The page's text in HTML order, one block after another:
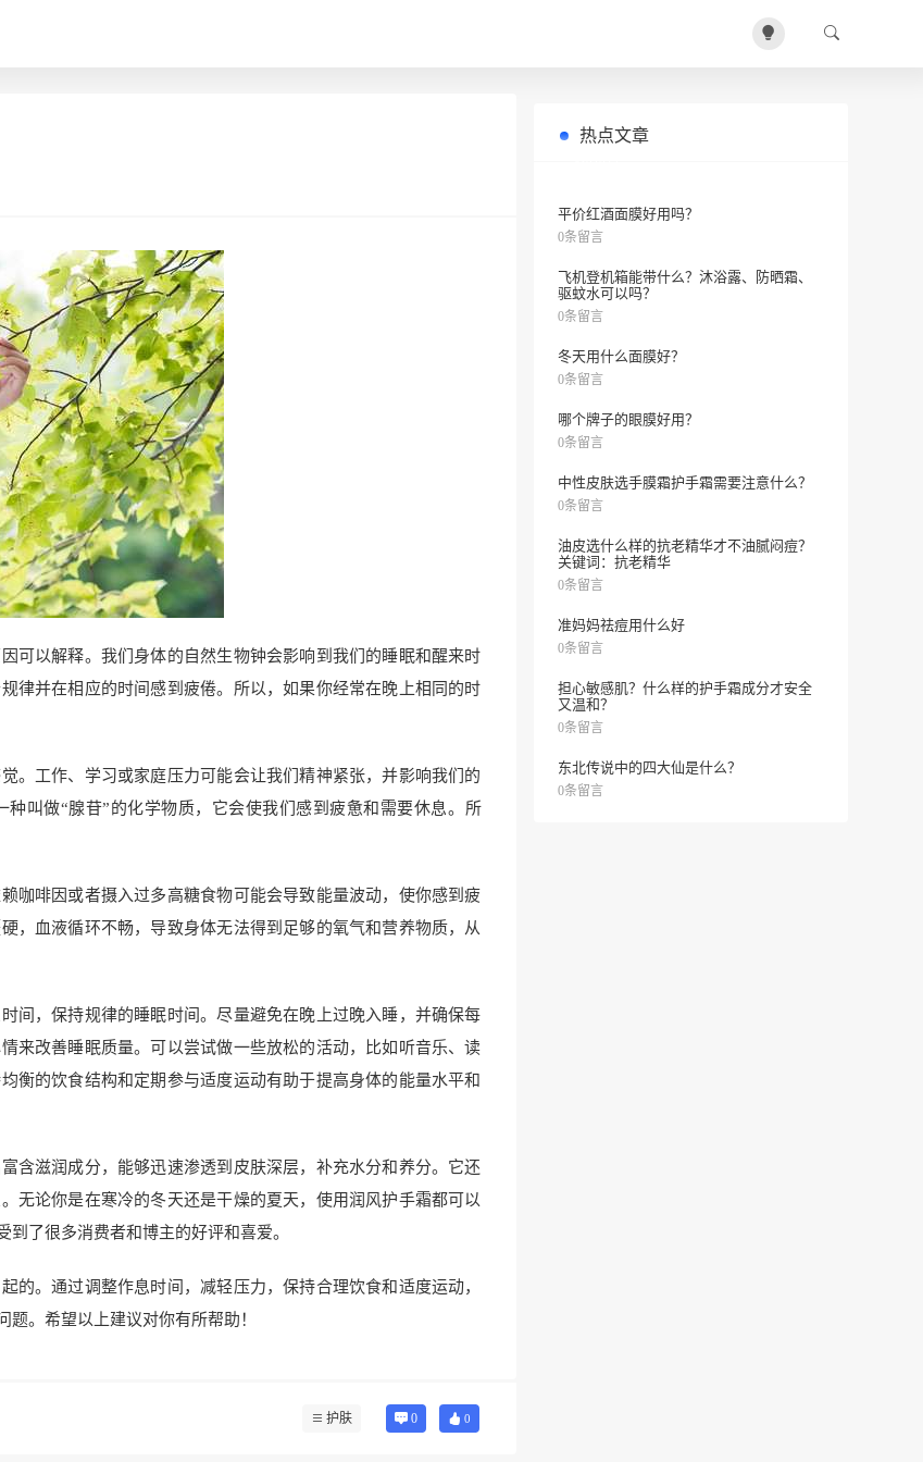
可以解释。我们身体的自然生物钟会影响到我们的睡眠和醒来时
律并在相应的时间感到疲倦。所以，如果你经常在晚上相同的时
。工作、学习或家庭压力可能会让我们精神紧张，并影响我们的
叫做“腺苷”的化学物质，它会使我们感到疲惫和需要休息。所
咖啡因或者摄入过多高糖食物可能会导致能量波动，使你感到疲
，血液循环不畅，导致身体无法得到足够的氧气和营养物质，从
间，保持规律的睡眠时间。尽量避免在晚上过晚入睡，并确保每
来改善睡眠质量。可以尝试做一些放松的活动，比如听音乐、读
衡的饮食结构和定期参与适度运动有助于提高身体的能量水平和
含滋润成分，能够迅速渗透到皮肤深层，补充水分和养分。它还
无论你是在寒冷的冬天还是干燥的夏天，使用润风护手霜都可以
了很多消费者和博主的好评和喜爱。
的。通过调整作息时间，减轻压力，保持合理饮食和适度运动，
。希望以上建议对你有所帮助！
护肤 0 0
热点文章
平价红酒面膜好用吗？
0条留言
飞机登机箱能带什么？沐浴露、防晒霜、
驱蚊水可以吗？
0条留言
冬天用什么面膜好？
0条留言
哪个牌子的眼膜好用？
0条留言
中性皮肤选手膜霜护手霜需要注意什么？
0条留言
油皮选什么样的抗老精华才不油腻闷痘？
关键词：抗老精华
0条留言
准妈妈祛痘用什么好
0条留言
担心敏感肌？什么样的护手霜成分才安全
又温和？
0条留言
东北传说中的四大仙是什么？
0条留言